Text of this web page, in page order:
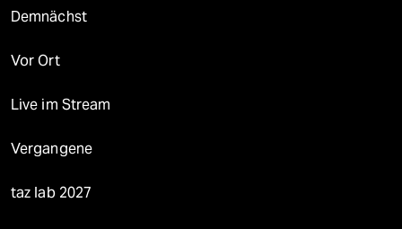
Demnächst
Vor Ort
Live im Stream
Vergangene
taz lab 2027